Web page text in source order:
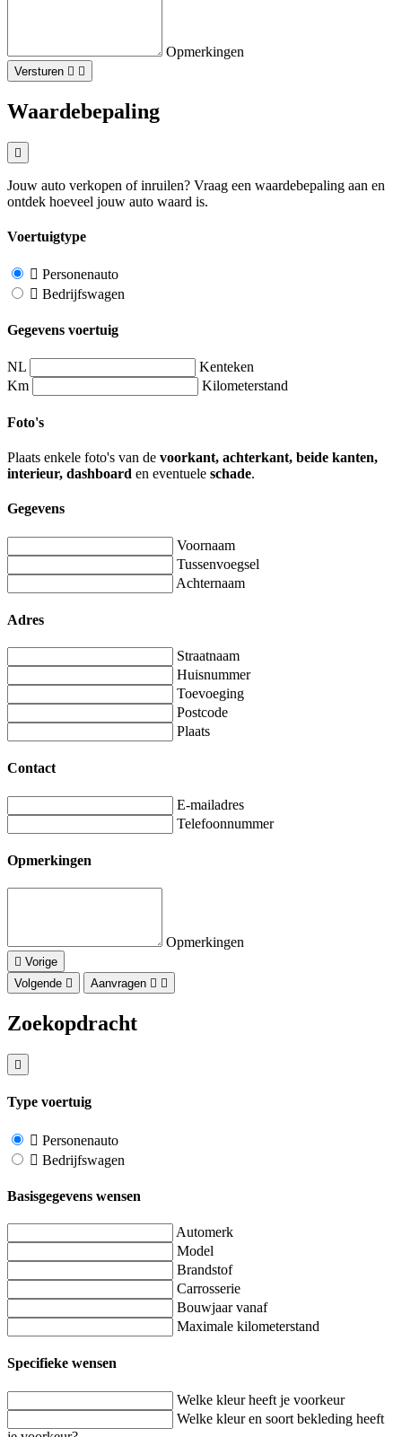
Opmerkingen
Versturen
Waardebepaling
Jouw auto verkopen of inruilen? Vraag een waardebepaling aan en
ontdek hoeveel jouw auto waard is.
Voertuigtype
Personenauto
Bedrijfswagen
Gegevens voertuig
NL
Kenteken
Km
Kilometerstand
Foto's
Plaats enkele foto's van de voorkant, achterkant, beide kanten,
interieur, dashboard en eventuele schade.
Gegevens
Voornaam
Tussenvoegsel
Achternaam
Adres
Straatnaam
Huisnummer
Toevoeging
Postcode
Plaats
Contact
E-mailadres
Telefoonnummer
Opmerkingen
Opmerkingen
Vorige
Volgende
Aanvragen
Zoekopdracht
Type voertuig
Personenauto
Bedrijfswagen
Basisgegevens wensen
Automerk
Model
Brandstof
Carrosserie
Bouwjaar vanaf
Maximale kilometerstand
Specifieke wensen
Welke kleur heeft je voorkeur
Welke kleur en soort bekleding heeft